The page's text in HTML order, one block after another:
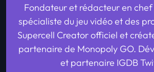
Fondateur et rédacteur en chef
spécialiste du jeu vidéo et des
Supercell Creator officiel et
partenaire de Monopoly GO.
et partenaire IGDB